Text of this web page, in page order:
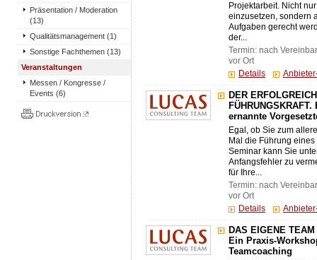
Präsentation / Moderation
(13)
Qualitätsmanagement (1)
Sonstige Fachthemen (13)
Veranstaltungen
Messen / Kongresse /
Events (6)
Projektarbeit. Nicht
einzusetzen, sondern
Aufgaben gerecht
der...
Termin: nach
vor Ort
Details
DER
ernannte
Egal, ob Sie zum
Mal die Führung
Seminar kann Sie
Anfangsfehler zu
für Ihre...
Termin: nach
vor Ort
Details
DAS EIGENE
Ein Praxis-
Teamcoaching